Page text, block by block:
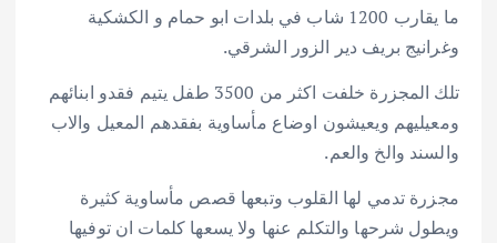
ما يقارب 1200 شاب في بلدات ابو حمام و الكشكية
وغرانيج بريف دير الزور الشرقي.
تلك المجزرة خلفت اكثر من 3500 طفل يتيم فقدو ابنائهم
ومعيليهم ويعيشون اوضاع مأساوية بفقدهم المعيل والاب
والسند والخ والعم.
مجزرة تدمي لها القلوب وتبعها قصص مأساوية كثيرة
ويطول شرحها والتكلم عنها ولا يسعها كلمات ان توفيها